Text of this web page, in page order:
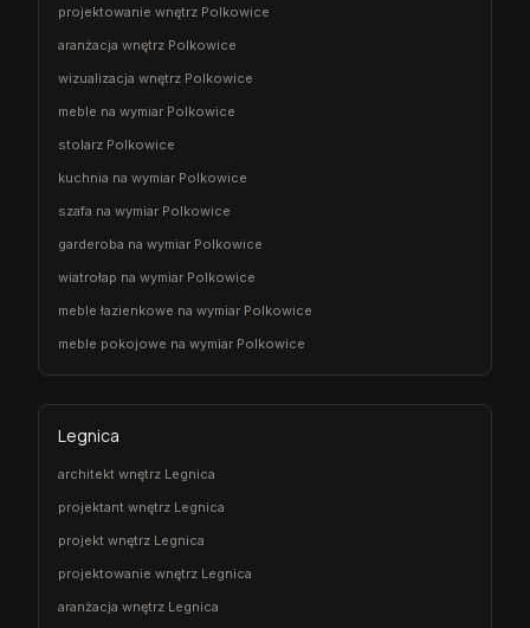
projektowanie wnętrz Polkowice
aranżacja wnętrz Polkowice
wizualizacja wnętrz Polkowice
meble na wymiar Polkowice
stolarz Polkowice
kuchnia na wymiar Polkowice
szafa na wymiar Polkowice
garderoba na wymiar Polkowice
wiatrołap na wymiar Polkowice
meble łazienkowe na wymiar Polkowice
meble pokojowe na wymiar Polkowice
Legnica
architekt wnętrz Legnica
projektant wnętrz Legnica
projekt wnętrz Legnica
projektowanie wnętrz Legnica
aranżacja wnętrz Legnica